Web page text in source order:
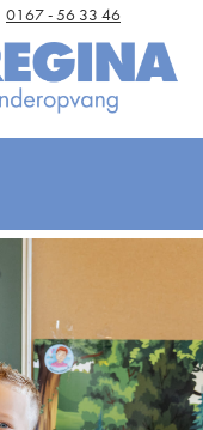
0167 - 56 33 46